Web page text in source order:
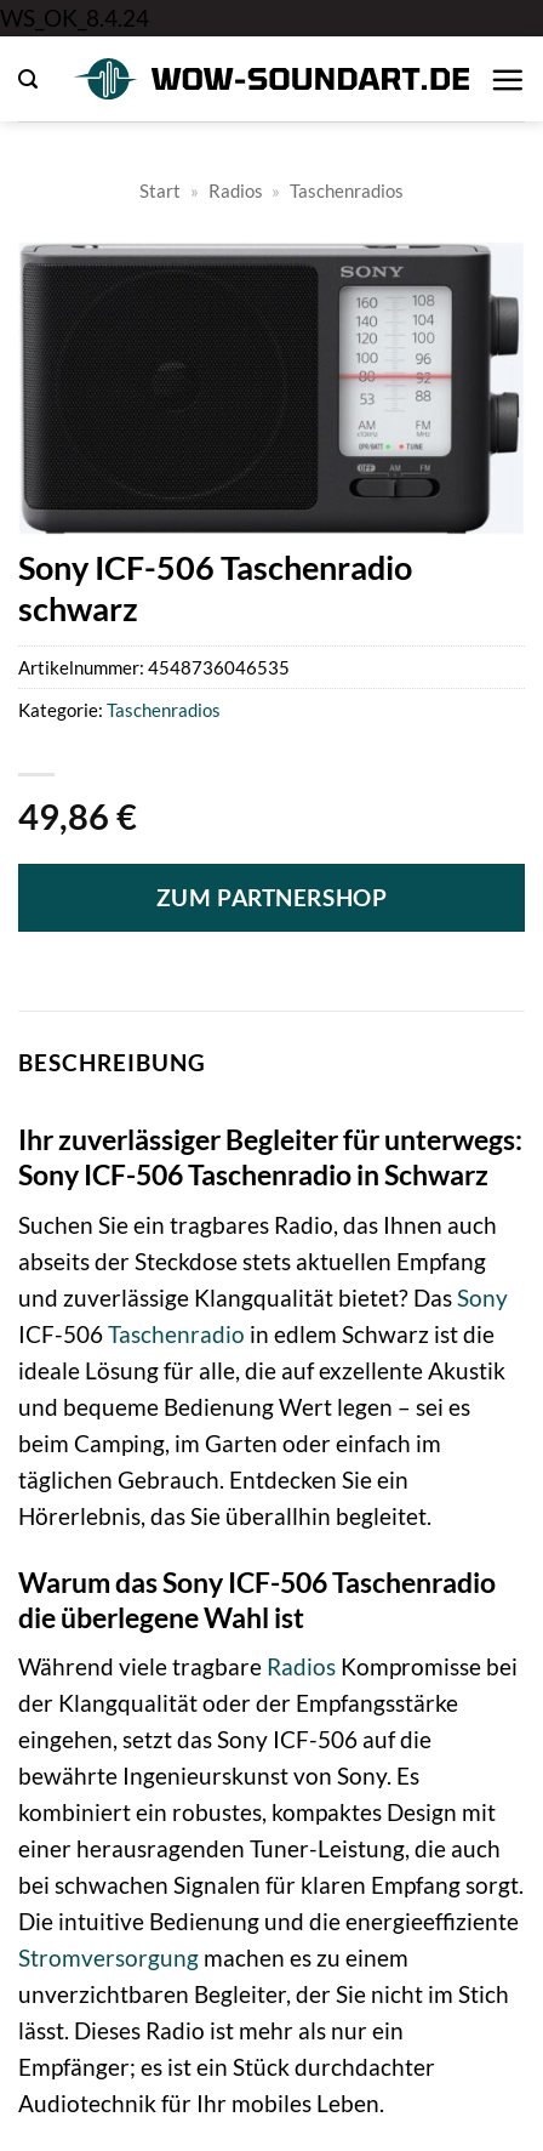
WS_OK_8.4.24
springen
Start » Radios » Taschenradios
Sony ICF-506 Taschenradio
schwarz
49,86 €
ZUM PARTNERSHOP
Artikelnummer: 4548736046535
Kategorie: Taschenradios
BESCHREIBUNG
Ihr zuverlässiger Begleiter für unterwegs:
Sony ICF-506 Taschenradio in Schwarz
Suchen Sie ein tragbares Radio, das Ihnen auch
abseits der Steckdose stets aktuellen Empfang
und zuverlässige Klangqualität bietet? DasSony
ICF-506Taschenradio in edlem Schwarz ist die
ideale Lösung für alle, die auf exzellente Akustik
und bequeme Bedienung Wert legen – sei es
beim Camping, im Garten oder einfach im
täglichen Gebrauch. Entdecken Sie ein
Hörerlebnis, das Sie überallhin begleitet.
Warum das Sony ICF-506 Taschenradio
die überlegene Wahl ist
Während viele tragbare Radios Kompromisse bei
der Klangqualität oder der Empfangsstärke
eingehen, setzt das Sony ICF-506 auf die
bewährte Ingenieurskunst von Sony. Es
kombiniert ein robustes, kompaktes Design mit
einer herausragenden Tuner-Leistung, die auch
bei schwachen Signalen für klaren Empfang sorgt.
Die intuitive Bedienung und die energieeffiziente
Stromversorgung machen es zu einem
unverzichtbaren Begleiter, der Sie nicht im Stich
lässt. Dieses Radio ist mehr als nur ein
Empfänger; es ist ein Stück durchdachter
Audiotechnik für Ihr mobiles Leben.